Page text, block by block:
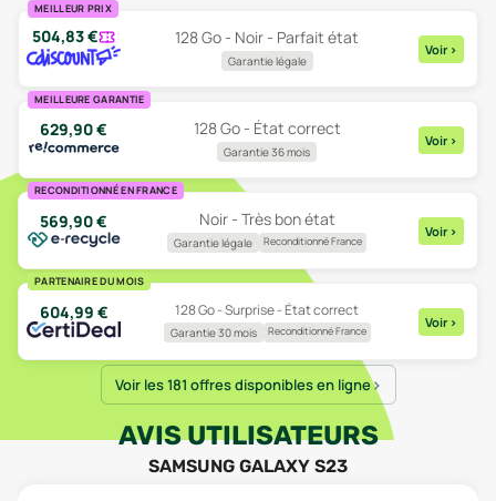
MEILLEUR PRIX
504,83€ 128 Go - Noir - Parfait état
Garantie légale
Voir >
MEILLEURE GARANTIE
629,90€ 128 Go - État correct
Garantie 36 mois
Voir >
RECONDITIONNÉ EN FRANCE
569,90€ Noir - Très bon état
Garantie légale Reconditionné France
Voir >
PARTENAIRE DU MOIS
604,99 € 128 Go - Surprise - État correct
Garantie 30 mois Reconditionné France
Voir >
Voir les 181 offres disponibles en ligne
AVIS UTILISATEURS
SAMSUNG GALAXY S23